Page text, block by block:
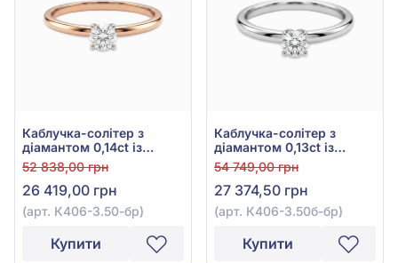
Каблучка-солітер з
діамантом 0,14ct із
червоного золота 585°,
арт. К406-3.50-бр
52 838,00 грн
26 419,00 грн
(арт. К406-3.50-бр)
Купити
Каблучка-солітер з
діамантом 0,13ct із
білого золота 585°, арт.
К406-3.50б-бр
54 749,00 грн
27 374,50 грн
(арт. К406-3.50б-бр)
Купити